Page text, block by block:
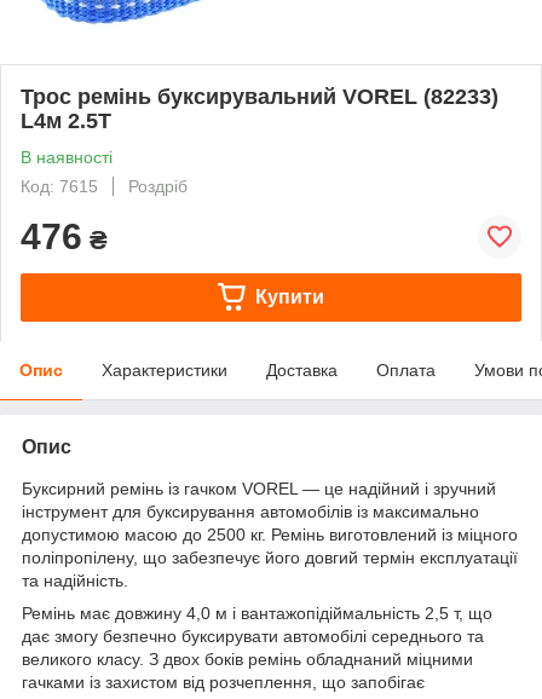
Трос ремінь буксирувальний VOREL (82233)
L4м 2.5Т
В наявності
Код: 7615
Роздріб
476 ₴
Купити
Опис Характеристики Доставка Оплата Умови
Опис
Буксирний ремінь із гачком VOREL — це надійний і зручний
інструмент для буксирування автомобілів із максимально
допустимою масою до 2500 кг. Ремінь виготовлений із міцного
поліпропілену, що забезпечує його довгий термін експлуатації
та надійність.
Ремінь має довжину 4,0 м і вантажопідіймальність 2,5 т, що
дає змогу безпечно буксирувати автомобілі середнього та
великого класу. З двох боків ремінь обладнаний міцними
гачками із захистом від розчеплення, що запобігає